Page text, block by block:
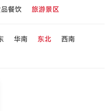
餐饮 旅游景区
华南 东北
西南